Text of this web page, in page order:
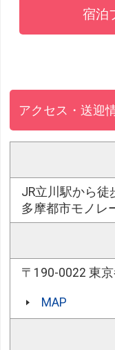
宿泊
アクセス・送迎
JR立川駅から徒
多摩都市モノレ
〒190-0022 東
MAP